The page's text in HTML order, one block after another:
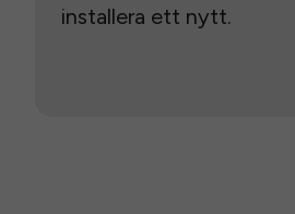
installera ett nytt.